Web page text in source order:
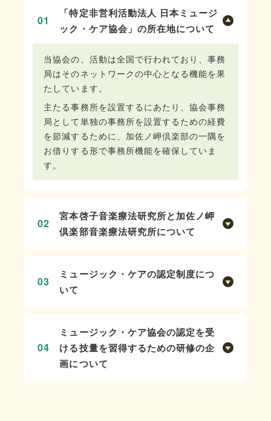
01
「特定非営利活動法人 日本ミュージ
ック・ケア協会」の所在地について
当協会の、活動は全国で行われており、事務
局はそのネットワークの中心となる機能を果
たしています。
主たる事務所を設置するにあたり、協会事務
局として単独の事務所を設置するための経費
を節減するために、加佐ノ岬倶楽部の一隅を
お借りする形で事務所機能を確保していま
す。
02
宮本啓子音楽療法研究所と加佐ノ岬
倶楽部音楽療法研究所について
ています。
現在は加佐ノ岬倶楽部の中に音楽療法につい
03
ミュージック・ケアの認定制度につ
いて
習の質を向上させるために、資格の認定制度
を充実させる必要があります。数年かけて検
討してきた結果、認定のためのシステムが整
備できましたので、定款の手続きをしまし
04
ミュージック・ケア協会の認定を受
ける技量を習得するための研修の企
画について